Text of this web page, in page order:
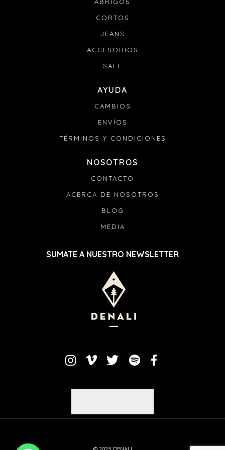
Envianos un mail a info@denali.com.uy con el numero
de pedido y el numero de guía para que podamos
CORTOS
JEANS
ACCESORIOS
SALE
AYUDA
CAMBIOS
ENVÍOS
TÉRMINOS Y CONDICIONES
NOSOTROS
CONTACTO
ACERCA DE NOSOTROS
BLOG
MEDIA
SUMATE A NUESTRO NEWSLETTER